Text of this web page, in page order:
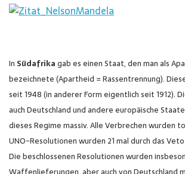
In Südafrikagab es einen Staat, den man als
bezeichnete (Apartheid = Rassentrennung).
seit 1948 (in anderer Form eigentlich seit 1912).
auch Deutschland und andere europäische
dieses Regime massiv. Alle Verbrechen wurden
UNO-Resolutionen wurden 21 mal durch das
Die beschlossenen Resolutionen wurden